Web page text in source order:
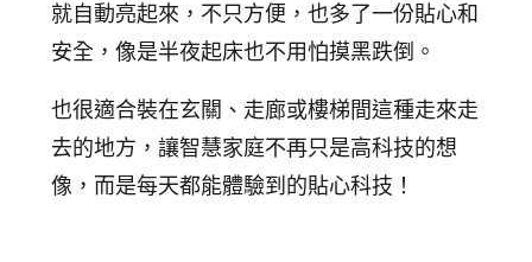
就自動亮起來，不只方便，也多了一份貼心和
安全，像是半夜起床也不用怕摸黑跌倒。
也很適合裝在玄關、走廊或樓梯間這種走來走
去的地方，讓智慧家庭不再只是高科技的想
像，而是每天都能體驗到的貼心科技！